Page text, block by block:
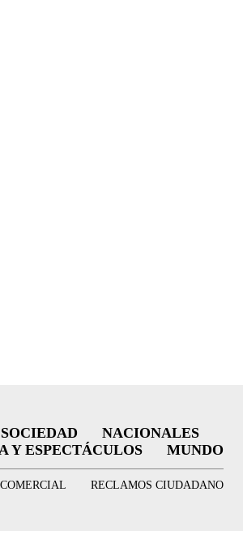
SOCIEDAD
NACIONALES
Y ESPECTÁCULOS MUNDO
COMERCIAL RECLAMOS CIUDADANO